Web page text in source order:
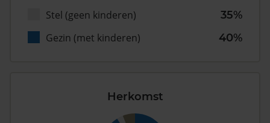
Stel (geen kinderen)
35%
Gezin (met kinderen)
40%
Herkomst